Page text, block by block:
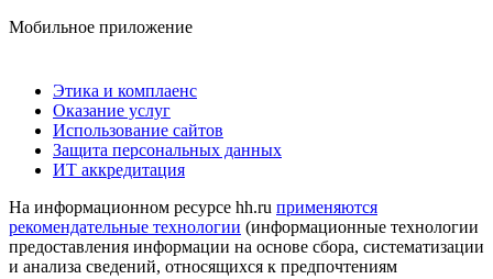
Мобильное приложение
Этика и комплаенс
Оказание услуг
Использование сайтов
Защита персональных данных
ИТ аккредитация
На информационном ресурсе hh.ru применяются
рекомендательные технологии (информационные технологии
предоставления информации на основе сбора, систематизации
и анализа сведений, относящихся к предпочтениям